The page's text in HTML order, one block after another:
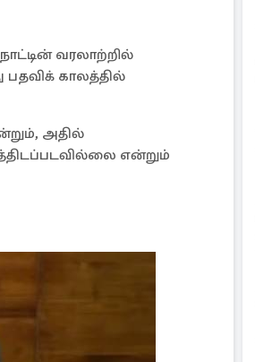
வரலாற்றில்
பதவிக் காலத்தில்
அதில்
என்றும்